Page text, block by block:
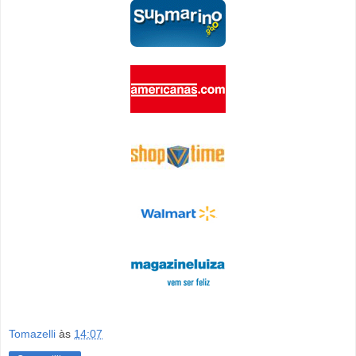
Tomazelli às 14:07